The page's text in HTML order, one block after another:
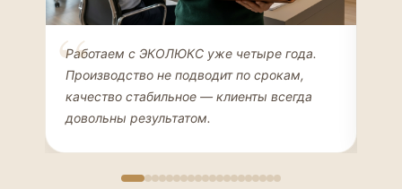
Елена Соколова
ДИЗАЙНЕР ИНТЕРЬЕРОВ
Работаем с ЭКОЛЮКС уже четыре года.
Производство не подводит по срокам,
качество стабильное — клиенты всегда
довольны результатом.